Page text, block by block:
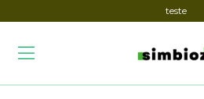
teste